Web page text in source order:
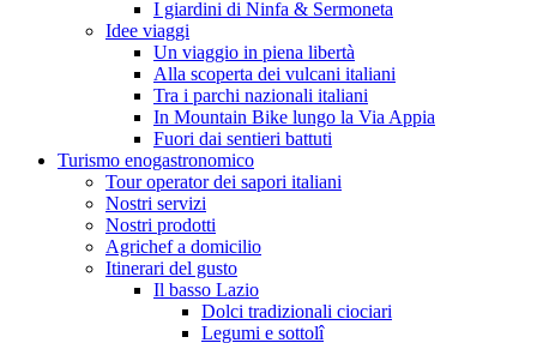
I giardini di Ninfa & Sermoneta
Idee viaggi
Un viaggio in piena libertà
Alla scoperta dei vulcani italiani
Tra i parchi nazionali italiani
In Mountain Bike lungo la Via Appia
Fuori dai sentieri battuti
Turismo enogastronomico
Tour operator dei sapori italiani
Nostri servizi
Nostri prodotti
Agrichef a domicilio
Itinerari del gusto
Il basso Lazio
Dolci tradizionali ciociari
Legumi e sottolî